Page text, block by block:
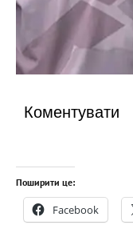
Коментувати
Поширити це:
Facebook